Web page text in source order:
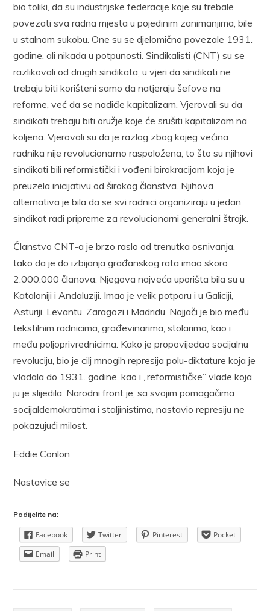
bio toliki, da su industrijske federacije koje su trebale
povezati sva radna mjesta u pojedinim zanimanjima, bile
u stalnom sukobu. One su se djelomično povezale 1931.
godine, ali nikada u potpunosti. Sindikalisti (CNT) su se
razlikovali od drugih sindikata, u vjeri da sindikati ne
trebaju biti korišteni samo da natjeraju šefove na
reforme, već da se nadiđe kapitalizam. Vjerovali su da
sindikati trebaju biti oružje koje će srušiti kapitalizam na
koljena. Vjerovali su da je razlog zbog kojeg većina
radnika nije revolucionarno raspoložena, to što su njihovi
sindikati bili reformistički i vođeni birokracijom koja je
preuzela inicijativu od širokog članstva. Njihova
alternativa je bila da se svi radnici organiziraju u jedan
sindikat radi pripreme za revolucionarni generalni štrajk.
Članstvo CNT-a je brzo raslo od trenutka osnivanja,
tako da je do izbijanja građanskog rata imao skoro
2.000.000 članova. Njegova najveća uporišta bila su u
Kataloniji i Andaluziji. Imao je velik potporu i u Galiciji,
Asturiji, Levantu, Zaragozi i Madridu. Najjači je bio među
tekstilnim radnicima, građevinarima, stolarima, kao i
među poljoprivrednicima. Kako je propovijedao socijalnu
revoluciju, bio je cilj mnogih represija polu-diktature koja je
vladala do 1931. godine, kao i „reformističke” vlade koja
ju je slijedila. Narodni front je, sa svojim pomagačima
socijaldemokratima i staljinistima, nastavio represiju ne
pokazujući milost.
Eddie Conlon
Nastavice se
Podijelite na:
Facebook Twitter Pinterest
Pocket
Email
Print